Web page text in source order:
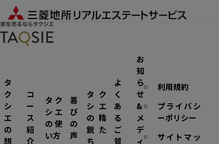
タ
ク
シ
エ
の
想
コ
ー
ス
紹
介
タク
シエ
の使
い方
喜
び
の
声
タク
シエ
の精
鋭た
ち
よ
く
あ
る
ご
質
お
知
ら
せ
&
メ
デ
ィ
利用規約
プライバシ
ーポリシー
サイトマッ